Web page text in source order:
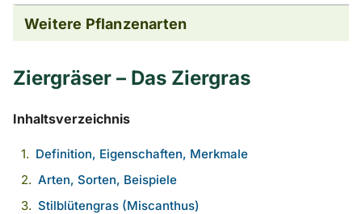
Weitere Pflanzenarten
Ziergräser – Das Ziergras
Inhaltsverzeichnis
Definition, Eigenschaften, Merkmale
Arten, Sorten, Beispiele
Stilblütengras (Miscanthus)